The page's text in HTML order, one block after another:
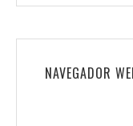
NAVEGADOR